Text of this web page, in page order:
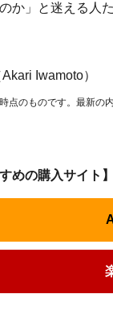
か」と迷える人
Iwamoto）
点のものです。最新の
めの購入サイト】